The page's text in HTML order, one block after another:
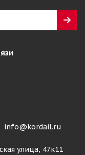
info@kordail.ru
улица, 47к11